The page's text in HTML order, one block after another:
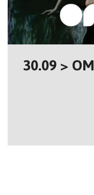
30.09 >